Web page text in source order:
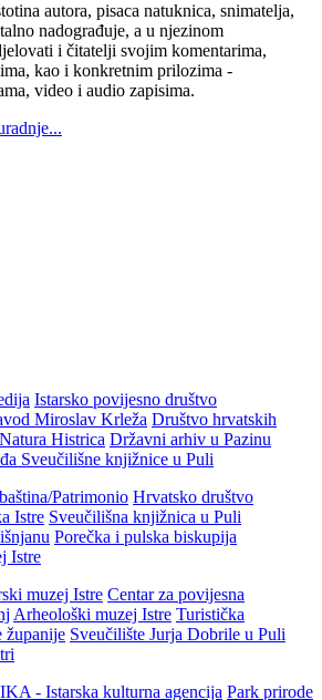
autora, pisaca natuknica, snimatelja,
nadograđuje, a u njezinom
i čitatelji svojim komentarima,
kao i konkretnim prilozima -
video i audio zapisima.
Istarsko povijesno društvo
Miroslav Krleža Društvo hrvatskih
Natura Histrica Državni arhiv u Pazinu
Sveučilišne knjižnice u Puli
Patrimonio Hrvatsko društvo
Istre Sveučilišna knjižnica u Puli
Porečka i pulska biskupija
Istre
muzej Istre Centar za povijesna
Arheološki muzej Istre Turistička
županije Sveučilište Jurja Dobrile u Puli
IKA - Istarska kulturna agencija Park prirode